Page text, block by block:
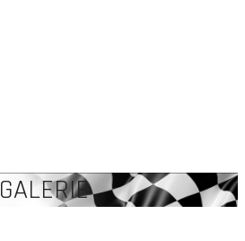
GALERIE